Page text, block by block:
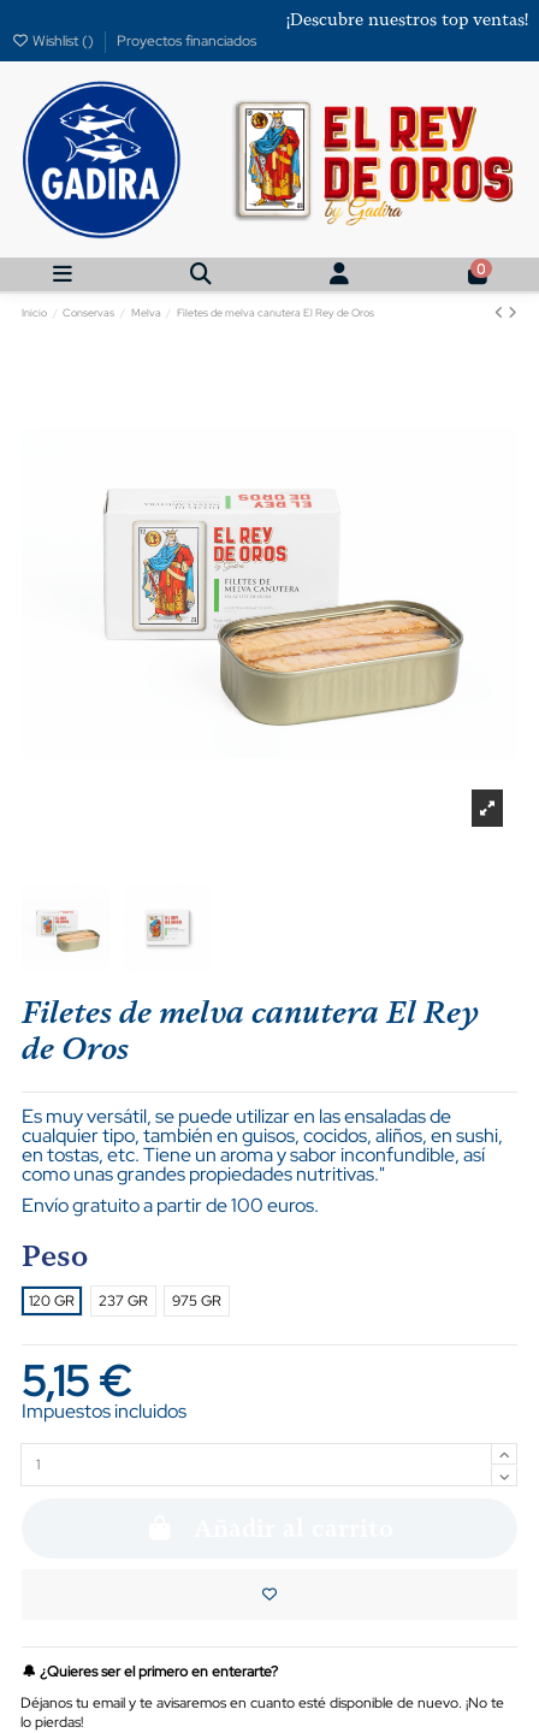
¡Descubre nuestros top ventas!
Wishlist () Proyectos financiados
0
Inicio Conservas Melva Filetes de melva canutera El Rey de Oros
Filetes de melva canutera El Rey
de Oros
Es muy versátil, se puede utilizar en las ensaladas de
cualquier tipo, también en guisos, cocidos, aliños, en sushi,
en tostas, etc. Tiene un aroma y sabor inconfundible, así
como unas grandes propiedades nutritivas."
Envío gratuito a partir de 100 euros.
Peso
120 GR 237 GR 975 GR
5,15 €
Impuestos incluidos
🔔 ¿Quieres ser el primero en enterarte?
Déjanos tu email y te avisaremos en cuanto esté disponible de nuevo. ¡No te
lo pierdas!